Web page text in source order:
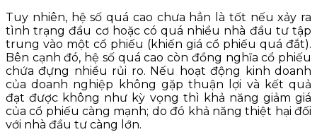
Tuy nhiên, hệ số quá cao chưa hẳn là tốt nếu xảy ra
tình trạng đầu cơ hoặc có quá nhiều nhà đầu tư tập
trung vào một cổ phiếu (khiến giá cổ phiếu quá đắt).
Bên cạnh đó, hệ số quá cao còn đồng nghĩa cổ phiếu
chứa đựng nhiều rủi ro. Nếu hoạt động kinh doanh
của doanh nghiệp không gặp thuận lợi và kết quả
đạt được không như kỳ vọng thì khả năng giảm giá
của cổ phiếu càng mạnh; do đó khả năng thiệt hại đối
với nhà đầu tư càng lớn.